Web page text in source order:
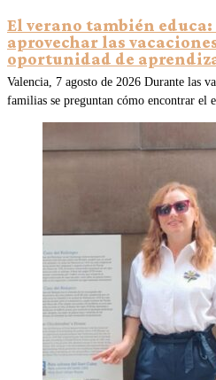
El verano también educa:
aprovechar las
oportunidad de
Valencia, 7 agosto de 2026 Durante las
familias se preguntan cómo encontrar el